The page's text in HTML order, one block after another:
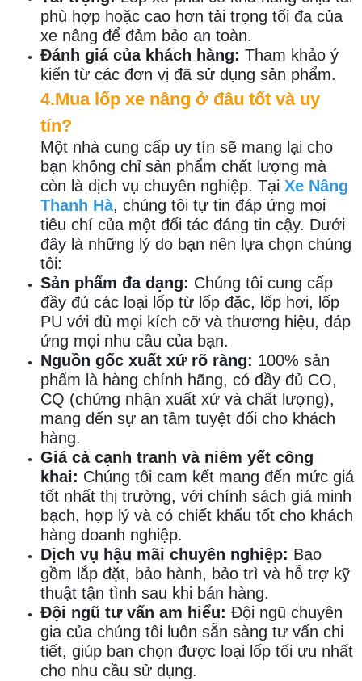
phù hợp hoặc cao hơn tải trọng tối đa của
xe nâng để đảm bảo an toàn.
Đánh giá của khách hàng: Tham khảo ý
kiến từ các đơn vị đã sử dụng sản phẩm.
4.Mua lốp xe nâng ở đâu tốt và uy
tín?
Một nhà cung cấp uy tín sẽ mang lại cho
bạn không chỉ sản phẩm chất lượng mà
còn là dịch vụ chuyên nghiệp. Tại Xe Nâng
Thanh Hà, chúng tôi tự tin đáp ứng mọi
tiêu chí của một đối tác đáng tin cậy. Dưới
đây là những lý do bạn nên lựa chọn chúng
tôi:
Sản phẩm đa dạng: Chúng tôi cung cấp
đầy đủ các loại lốp từ lốp đặc, lốp hơi, lốp
PU với đủ mọi kích cỡ và thương hiệu, đáp
ứng mọi nhu cầu của bạn.
Nguồn gốc xuất xứ rõ ràng: 100% sản
phẩm là hàng chính hãng, có đầy đủ CO,
CQ (chứng nhận xuất xứ và chất lượng),
mang đến sự an tâm tuyệt đối cho khách
hàng.
Giá cả cạnh tranh và niêm yết công
khai: Chúng tôi cam kết mang đến mức giá
tốt nhất thị trường, với chính sách giá minh
bạch, hợp lý và có chiết khấu tốt cho khách
hàng doanh nghiệp.
Dịch vụ hậu mãi chuyên nghiệp: Bao
gồm lắp đặt, bảo hành, bảo trì và hỗ trợ kỹ
thuật tận tình sau khi bán hàng.
Đội ngũ tư vấn am hiểu: Đội ngũ chuyên
gia của chúng tôi luôn sẵn sàng tư vấn chi
tiết, giúp bạn chọn được loại lốp tối ưu nhất
cho nhu cầu sử dụng.